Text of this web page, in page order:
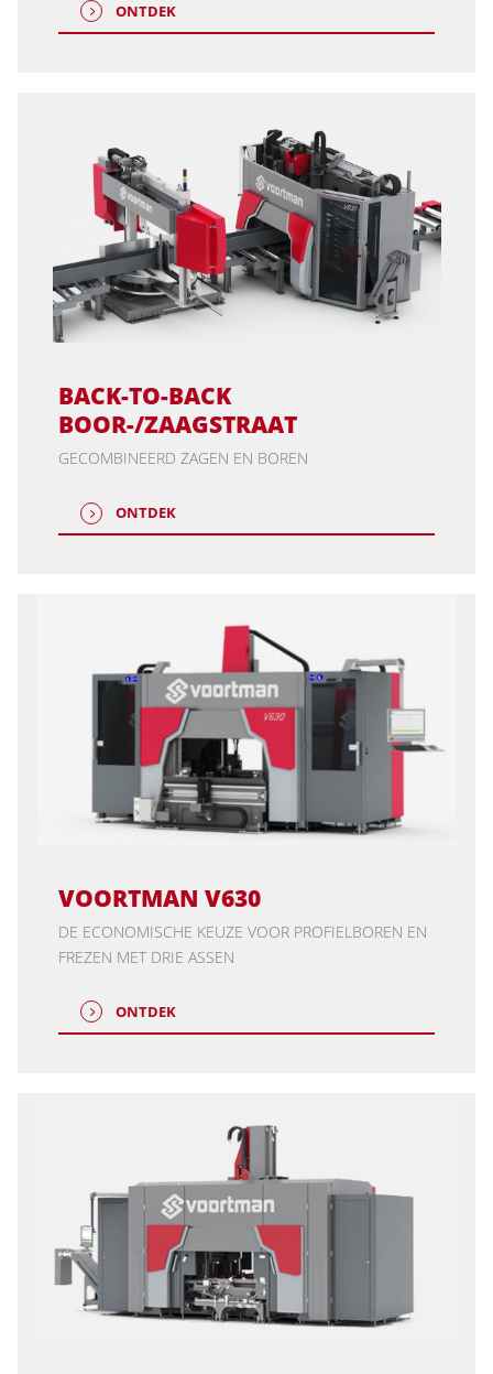
ONTDEK
BACK-TO-BACK
BOOR-/ZAAGSTRAAT
GECOMBINEERD ZAGEN EN BOREN
ONTDEK
VOORTMAN V630
DE ECONOMISCHE KEUZE VOOR PROFIELBOREN EN
FREZEN MET DRIE ASSEN
ONTDEK